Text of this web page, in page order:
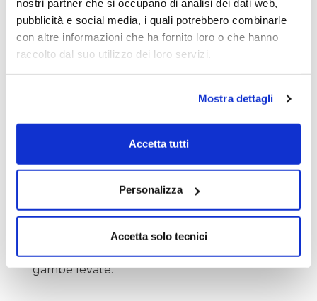
nostri partner che si occupano di analisi dei dati web,
pubblicità e social media, i quali potrebbero combinarle
con altre informazioni che ha fornito loro o che hanno
raccolto dal suo utilizzo dei loro servizi.
Mostra dettagli
Accetta tutti
Personalizza
Accetta solo tecnici
PORTOBELLO: i conti sono buoni ma è stata
venduta con la mitragliatrice. Ora ha
disegnato il fondo e se oggi rompe il
massimo di 25.4 potremmo assistere ad un
rapido recupero.
potrebbe cedere pesantemente e quindi
attenzione ad ogni eventuale chiusura sotto
questo livello.
grazie al governo e al suo improvvido
comportamento. E non è finita qui perché la
stanno scaricando tutti. Da scappare a
gambe levate.